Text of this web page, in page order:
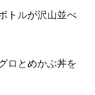
トルが沢山並べ
ロとめかぶ丼を